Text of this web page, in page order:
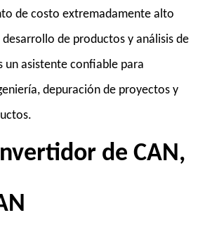
de costo extremadamente alto
de productos y análisis de
un asistente confiable para
depuración de proyectos y
de CAN,